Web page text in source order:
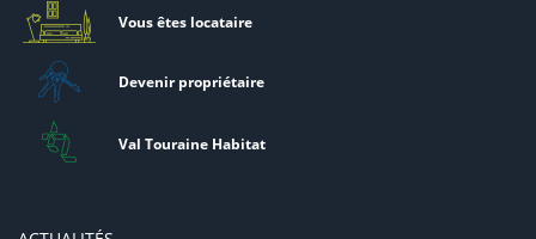
Vous êtes locataire
Devenir propriétaire
Val Touraine Habitat